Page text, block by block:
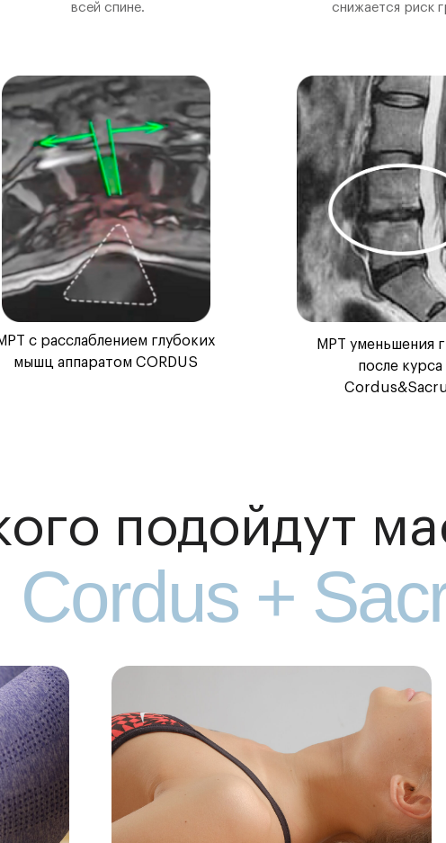
всей спине.
снижается риск
с расслаблением глубоких
мышц аппаратом CORDUS
МРТ уменьшения
после курса
подойдут
Cordus +